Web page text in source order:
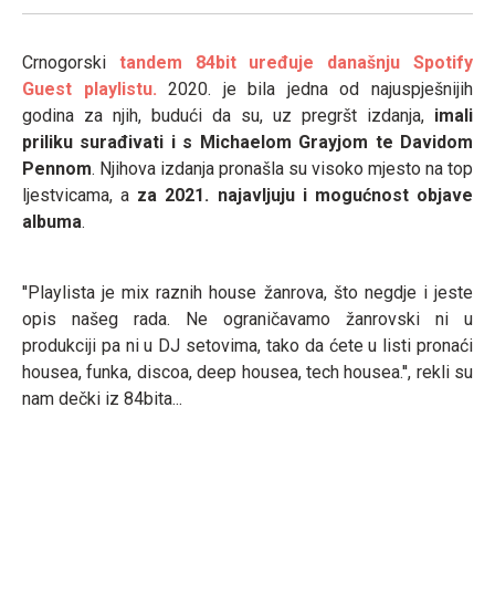
Crnogorski tandem 84bit uređuje današnju Spotify
Guest playlistu. 2020. je bila jedna od najuspješnijih
godina za njih, budući da su, uz pregršt izdanja, imali
priliku surađivati i s Michaelom Grayjom te Davidom
Pennom. Njihova izdanja pronašla su visoko mjesto na top
ljestvicama, a za 2021. najavljuju i mogućnost objave
albuma.
''Playlista je mix raznih house žanrova, što negdje i jeste
opis našeg rada. Ne ograničavamo žanrovski ni u
produkciji pa ni u DJ setovima, tako da ćete u listi pronaći
housea, funka, discoa, deep housea, tech housea.'', rekli su
nam dečki iz 84bita...